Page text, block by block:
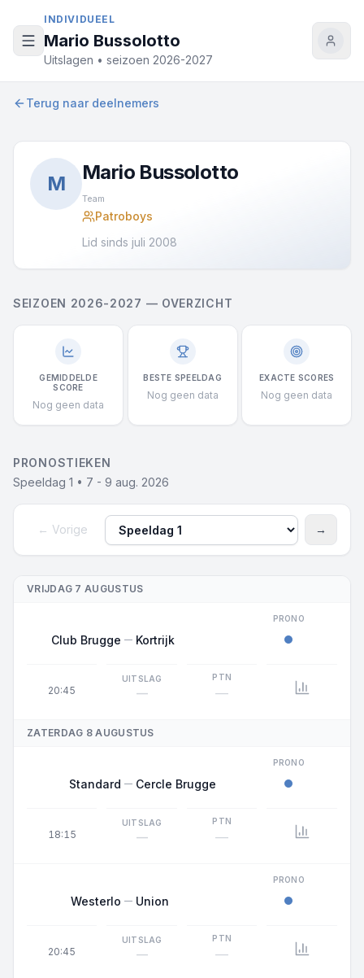
INDIVIDUEEL
Mario Bussolotto
Uitslagen • seizoen 2026-2027
Terug naar deelnemers
M Mario Bussolotto
Team
Patroboys
Lid sinds juli 2008
SEIZOEN 2026-2027 — OVERZICHT
GEMIDDELDE
SCORE
Nog geen data
BESTE SPEELDAG
Nog geen data
EXACTE SCORES
Nog geen data
PRONOSTIEKEN
Speeldag 1 • 7 - 9 aug. 2026
← Vorige
→
VRIJDAG 7 AUGUSTUS
20:45
Club Brugge Kortrijk
PRONO
UITSLAG
—
PTN
—
ZATERDAG 8 AUGUSTUS
18:15
Standard Cercle Brugge
PRONO
UITSLAG
—
PTN
—
20:45
Westerlo Union
PRONO
UITSLAG
—
PTN
—